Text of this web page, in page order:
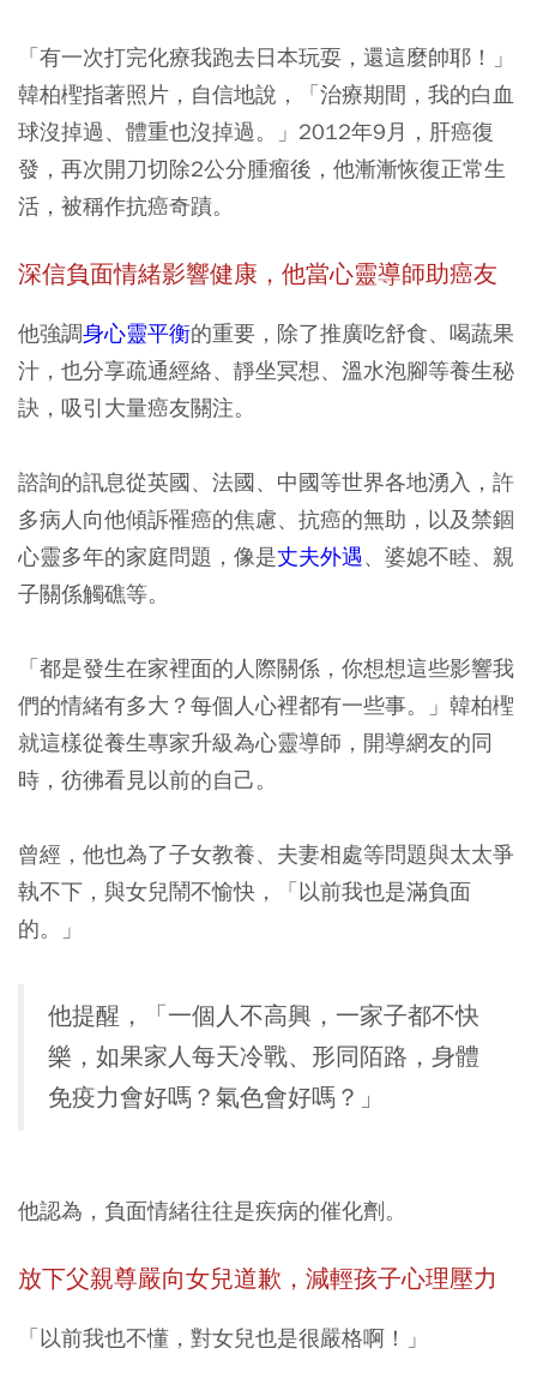
「有一次打完化療我跑去日本玩耍，還這麼帥耶！」
韓柏檉指著照片，自信地說，「治療期間，我的白血
球沒掉過、體重也沒掉過。」2012年9月，肝癌復
發，再次開刀切除2公分腫瘤後，他漸漸恢復正常生
活，被稱作抗癌奇蹟。
深信負面情緒影響健康，他當心靈導師助癌友
他強調身心靈平衡的重要，除了推廣吃舒食、喝蔬果
汁，也分享疏通經絡、靜坐冥想、溫水泡腳等養生秘
訣，吸引大量癌友關注。
諮詢的訊息從英國、法國、中國等世界各地湧入，許
多病人向他傾訴罹癌的焦慮、抗癌的無助，以及禁錮
心靈多年的家庭問題，像是丈夫外遇、婆媳不睦、親
子關係觸礁等。
「都是發生在家裡面的人際關係，你想想這些影響我
們的情緒有多大？每個人心裡都有一些事。」韓柏檉
就這樣從養生專家升級為心靈導師，開導網友的同
時，彷彿看見以前的自己。
曾經，他也為了子女教養、夫妻相處等問題與太太爭
執不下，與女兒鬧不愉快，「以前我也是滿負面
的。」
他提醒，「一個人不高興，一家子都不快
樂，如果家人每天冷戰、形同陌路，身體
免疫力會好嗎？氣色會好嗎？」
他認為，負面情緒往往是疾病的催化劑。
放下父親尊嚴向女兒道歉，減輕孩子心理壓力
「以前我也不懂，對女兒也是很嚴格啊！」